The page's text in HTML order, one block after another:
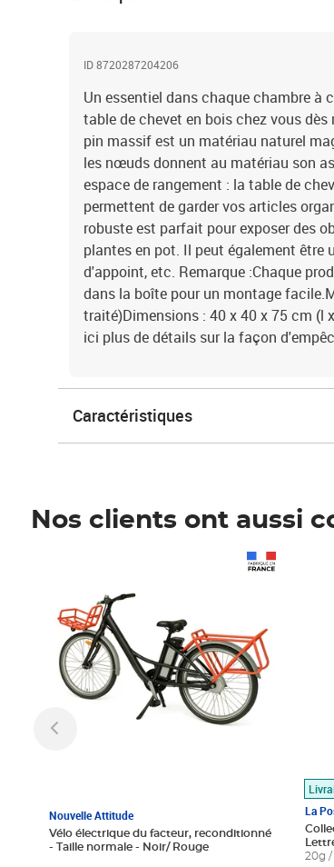
ID 8720287204206
Un essentiel dans chaque chambre à
table de chevet en bois chez vous
pin massif est un matériau naturel
les nœuds donnent au matériau son
espace de rangement : la table de
permettent de garder vos articles
robuste est parfait pour exposer des
plantes en pot. Il peut également être
d'appoint, etc. Remarque :Chaque
dans la boîte pour un montage
traité)Dimensions : 40 x 40 x 75 cm (l
ici plus de détails sur la façon
Caractéristiques
Nos clients ont aussi
Nouvelle Attitude
Vélo électrique du facteur, reconditionné
- Taille normale - Noir/ Rouge
La
20g /